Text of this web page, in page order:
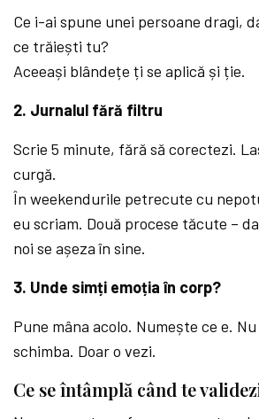
Ce i-ai spune unei persoane dragi,
ce trăiești tu?
Aceeași blândețe ți se aplică și ție.
2. Jurnalul fără filtru
Scrie 5 minute, fără să corectezi.
curgă.
În weekendurile petrecute cu
eu scriam. Două procese tăcute –
noi se așeza în sine.
3. Unde simți emoția în corp?
Pune mâna acolo. Numește ce e.
schimba. Doar o vezi.
Ce se întâmplă când te